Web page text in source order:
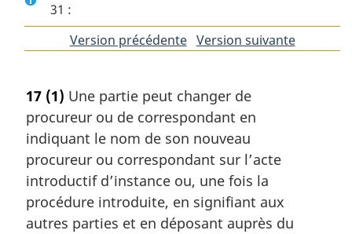
31 :
Version précédentedeVersion suivantede
17 (1) Une partie peut changer de
procureur ou de correspondant en
indiquant le nom de son nouveau
procureur ou correspondant sur l’acte
introductif d’instance ou, une fois la
procédure introduite, en signifiant aux
autres parties et en déposant auprès du